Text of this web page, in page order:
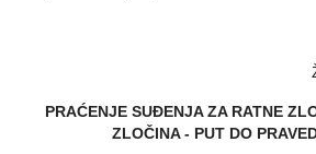
PRAĆENJE SUĐENJA ZA RATNE
ZLOČINA - PUT DO